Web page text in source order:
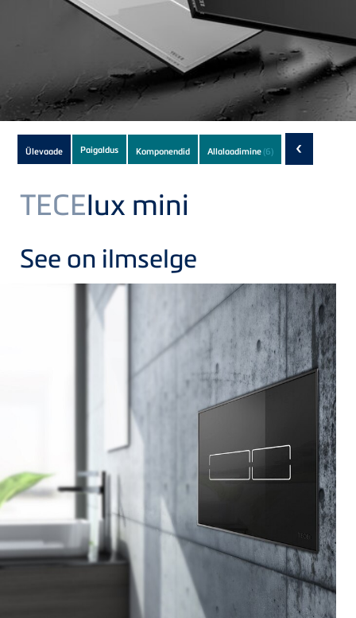
Subnavigation
of
current
Product
Ülevaade Paigaldus Komponendid Allalaadimine(6) ‹
TECElux mini
See on ilmselge